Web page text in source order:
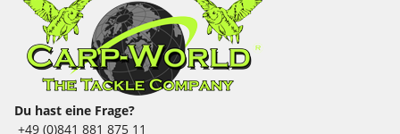
Du hast eine Frage?
+49 (0)841 881 875 11